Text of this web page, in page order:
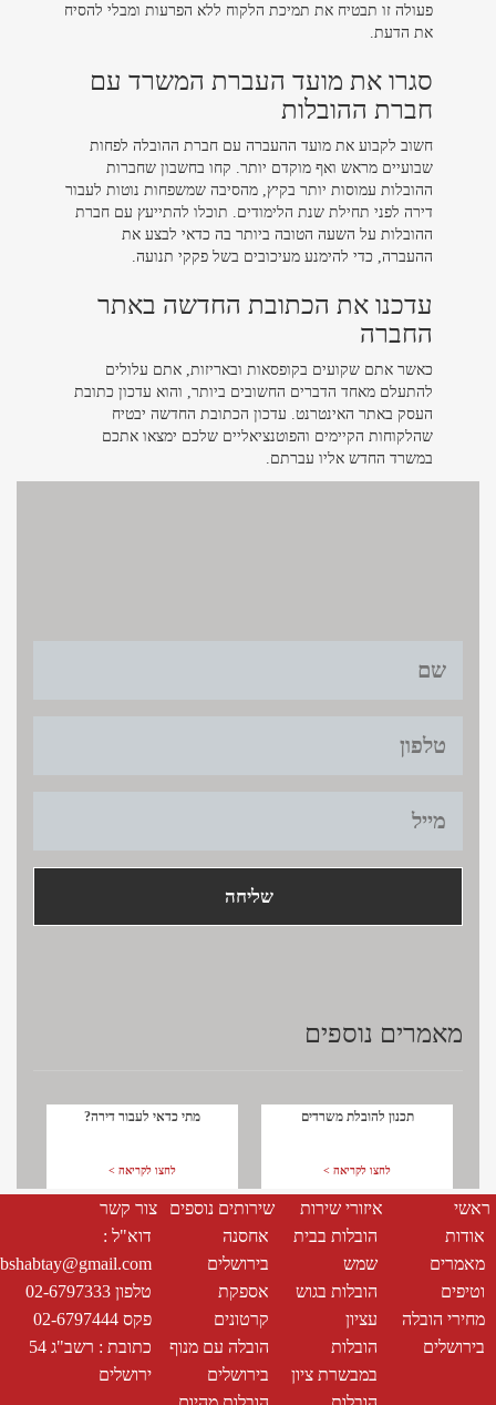
פעולה זו תבטיח את תמיכת הלקוח ללא הפרעות ומבלי להסיח
את הדעת.
סגרו את מועד העברת המשרד עם
חברת ההובלות
חשוב לקבוע את מועד ההעברה עם חברת ההובלה לפחות
שבועיים מראש ואף מוקדם יותר. קחו בחשבון שחברות
ההובלות עמוסות יותר בקיץ, מהסיבה שמשפחות נוטות לעבור
דירה לפני תחילת שנת הלימודים. תוכלו להתייעץ עם חברת
ההובלות על השעה הטובה ביותר בה כדאי לבצע את
ההעברה, כדי להימנע מעיכובים בשל פקקי תנועה.
עדכנו את הכתובת החדשה באתר
החברה
כאשר אתם שקועים בקופסאות ובאריזות, אתם עלולים
להתעלם מאחד הדברים החשובים ביותר, והוא עדכון כתובת
העסק באתר האינטרנט. עדכון הכתובת החדשה יבטיח
שהלקוחות הקיימים והפוטנציאליים שלכם ימצאו אתכם
במשרד החדש אליו עברתם.
מאמרים נוספים
לחצו לקריאה >
מתי כדאי לעבור דירה?
לחצו לקריאה >
תכנון להובלת משרדים
ראשי
אודות
מאמרים
וטיפים
מחירי הובלה
בירושלים
איזורי שירות
הובלות בבית
שמש
הובלות בגוש
עציון
הובלות
במבשרת ציון
שירותים נוספים
אחסנה
בירושלים
אספקת
קרטונים
הובלה עם מנוף
בירושלים
צור קשר
דוא"ל :
bshabtay@gmail.com
טלפון 02-6797333
פקס 02-6797444
כתובת : רשב"ג 54
ירושלים